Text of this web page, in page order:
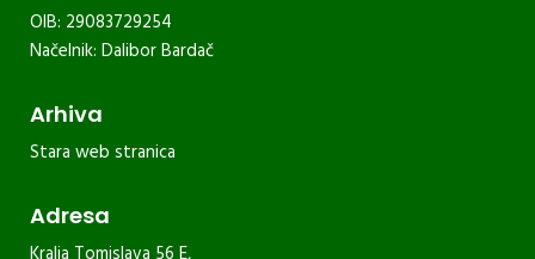
OIB: 29083729254
Načelnik: Dalibor Bardač
Arhiva
Stara web stranica
Adresa